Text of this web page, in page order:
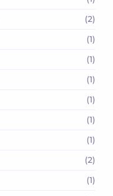
(2)
(1)
(1)
(1)
(1)
(1)
(1)
(2)
(1)